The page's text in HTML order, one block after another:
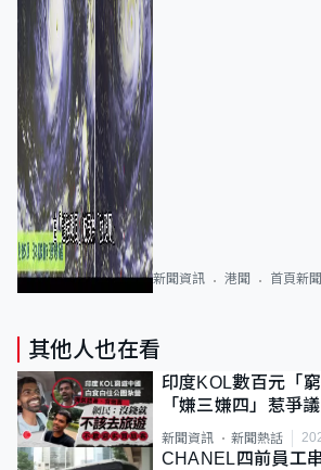
新聞資訊 港聞 首頁新聞
其他人也在看
印度KOL數百元「
「嫌三嫌四」惹爭
質旅客
新聞資訊 新聞熱話
CHANEL四前員工